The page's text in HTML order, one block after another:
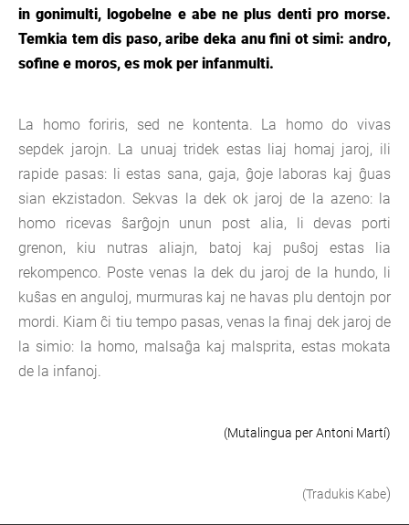
in gonimulti, logobelne e abe ne plus denti pro morse.
Temkia tem dis paso, aribe deka anu fini ot simi: andro,
sofine e moros, es mok per infanmulti.
La homo foriris, sed ne kontenta. La homo do vivas
sepdek jarojn. La unuaj tridek estas liaj homaj jaroj, ili
rapide pasas: li estas sana, gaja, ĝoje laboras kaj ĝuas
sian ekzistadon. Sekvas la dek ok jaroj de la azeno: la
homo ricevas ŝarĝojn unun post alia, li devas porti
grenon, kiu nutras aliajn, batoj kaj puŝoj estas lia
rekompenco. Poste venas la dek du jaroj de la hundo, li
kuŝas en anguloj, murmuras kaj ne havas plu dentojn por
mordi. Kiam ĉi tiu tempo pasas, venas la finaj dek jaroj de
la simio: la homo, malsaĝa kaj malsprita, estas mokata
de la infanoj.
(Mutalingua perAntoni Martí)
(Tradukis Kabe)